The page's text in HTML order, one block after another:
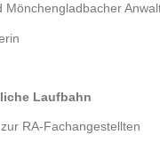
Mönchengladbacher
Laufbahn
RA-Fachangestellten